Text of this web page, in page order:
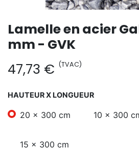
Lamelle en acier
mm - GVK
47,73 € (TVAC)
HAUTEUR X LONGUEUR
20 x 300 cm 10 x 300
15 x 300 cm